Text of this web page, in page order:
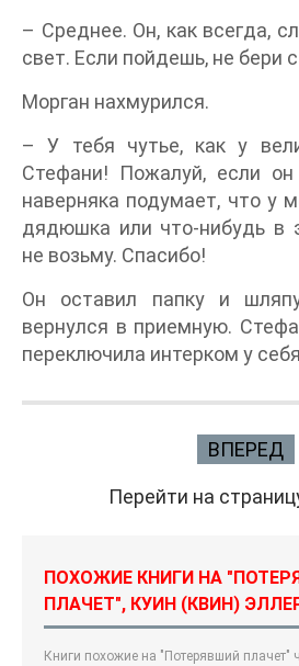
– Среднее. Он, как всегда,
свет. Если пойдешь, не бери
Морган нахмурился.
– У тебя чутье, как у
Стефани! Пожалуй, если он
наверняка подумает, что у
дядюшка или что-нибудь в
не возьму. Спасибо!
Он оставил папку и
вернулся в приемную.
переключила интерком у
ВПЕРЕД
Перейти на
ПОХОЖИЕ КНИГИ НА
ПЛАЧЕТ", КУИН (КВИН)
Книги похожие на "Потерявший плачет"